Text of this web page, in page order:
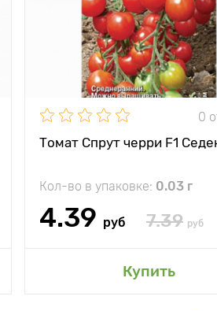
0
Томат Спрут черри F1
Кол-во в упаковке: 0.03 г
4.39 руб 7.39 руб
Купить